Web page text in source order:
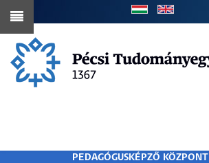
Ugrás
tartalomra
PEDAGÓGUSKÉPZŐ KÖZPONT